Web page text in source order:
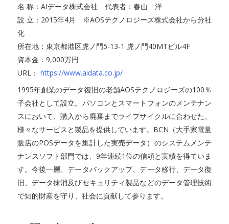
名 称：AIデータ株式会社 代表者：春山 洋
設 立：2015年4月 ※AOSテクノロジーズ株式会社から分社
化
所在地：東京都港区虎ノ門5-13-1 虎ノ門40MTビル4F
資本金：9,000万円
URL： https://www.aidata.co.jp/
1995年創業のデータ復旧の老舗AOSテクノロジーズの100％
子会社として設立。パソコンとスマートフォンのメンテナン
スにおいて、購入から廃棄までライフサイクルに合わせた、
様々なサービスと製品を提供しています。BCN（大手家電量
販店のPOSデータを集計した実売データ）のシステムメンテ
ナンスソフト部門では、9年連続1位の信頼と実績を得ていま
す。今後一層、データバックアップ、データ移行、データ復
旧、データ抹消及びセキュリティ製品などのデータ管理技術
で知的財産を守り、社会に貢献して参ります。